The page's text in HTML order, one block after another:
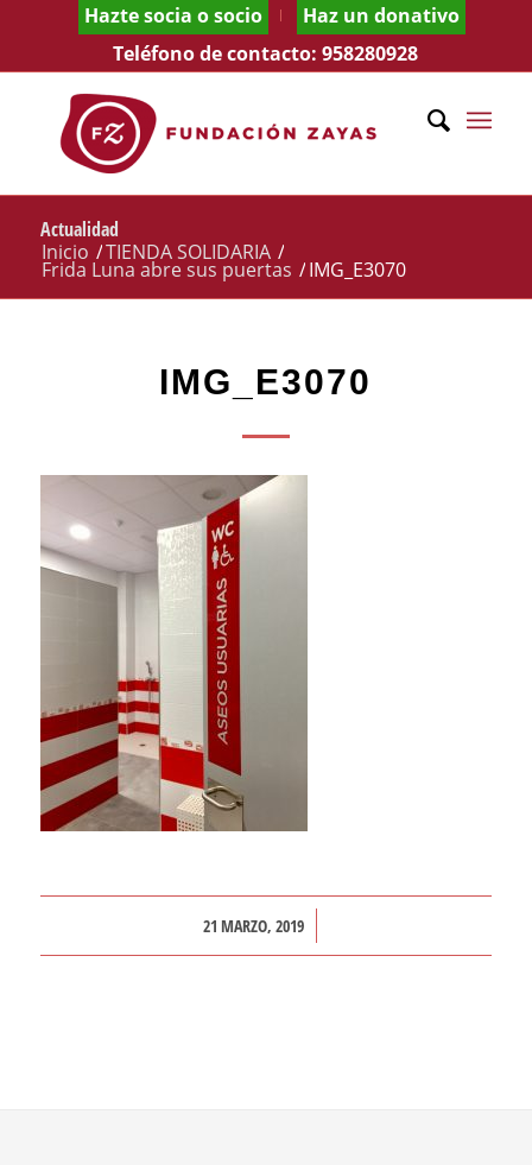
Hazte socia o socio
Haz un donativo
Teléfono de contacto:958280928
Actualidad
Inicio /TIENDA SOLIDARIA /
Frida Luna abre sus puertas /IMG_E3070
IMG_E3070
21 MARZO, 2019
/